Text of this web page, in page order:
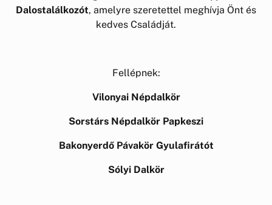
Dalostalálkozót, amelyre szeretettel meghívja Önt és
kedves Családját.
Fellépnek:
Vilonyai Népdalkör
Sorstárs Népdalkör Papkeszi
BakonyerdőPávakör Gyulafirátót
Sólyi Dalkör